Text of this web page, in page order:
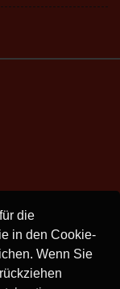
die
in den Cookie-
Wenn Sie